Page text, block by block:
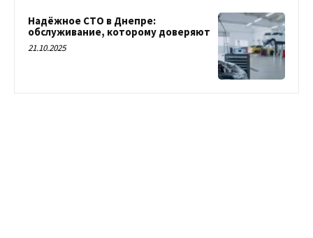
Надёжное СТО в Днепре:
обслуживание, которому доверяют
21.10.2025